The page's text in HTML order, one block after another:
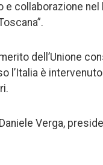
collaborazione
dell’Unione
l’Italia è
Verga,